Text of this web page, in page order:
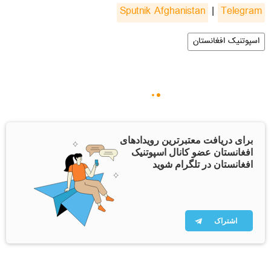
Sputnik Afghanistan | Telegram
اسپوتنیک افغانستان
برای دریافت معتبرترین رویدادهای
افغانستان عضو کانال اسپوتنیک
افغانستان در تلگرام شوید
اشتراک